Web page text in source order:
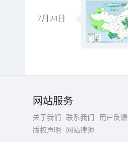
7月24日
网站服务
关于我们 联系我们
用户反馈
版权声明
网站律师